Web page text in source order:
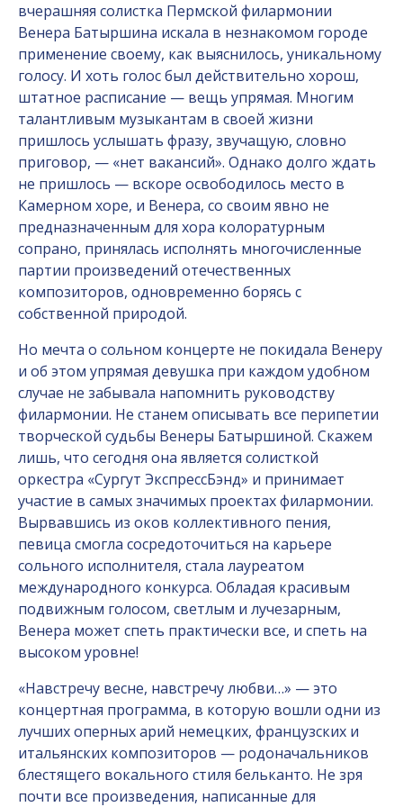
вчерашняя солистка Пермской филармонии
Венера Батыршина искала в незнакомом городе
применение своему, как выяснилось, уникальному
голосу. И хоть голос был действительно хорош,
штатное расписание — вещь упрямая. Многим
талантливым музыкантам в своей жизни
пришлось услышать фразу, звучащую, словно
приговор, — «нет вакансий». Однако долго ждать
не пришлось — вскоре освободилось место в
Камерном хоре, и Венера, со своим явно не
предназначенным для хора колоратурным
сопрано, принялась исполнять многочисленные
партии произведений отечественных
композиторов, одновременно борясь с
собственной природой.
Но мечта о сольном концерте не покидала Венеру
и об этом упрямая девушка при каждом удобном
случае не забывала напомнить руководству
филармонии. Не станем описывать все перипетии
творческой судьбы Венеры Батыршиной. Скажем
лишь, что сегодня она является солисткой
оркестра «Сургут Экспресс­Бэнд» и принимает
участие в самых значимых проектах филармонии.
Вырвавшись из оков коллективного пения,
певица смогла сосредоточиться на карьере
сольного исполнителя, стала лауреатом
международного конкурса. Обладая красивым
подвижным голосом, светлым и лучезарным,
Венера может спеть практически все, и спеть на
высоком уровне!
«Навстречу весне, навстречу любви…» — это
концертная программа, в которую вошли одни из
лучших оперных арий немецких, французских и
итальян­ских композиторов — родоначальников
блестящего вокального стиля бельканто. Не зря
почти все произведения, написанные для